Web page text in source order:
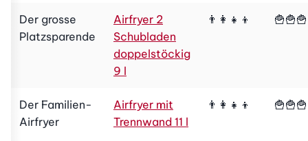
Der grosse
Platzsparende
Airfryer 2
Schubladen
doppelstöckig
9 l
👨‍👩‍👧‍👦 🍟🍟🍟
Der Familien-
Airfryer
Airfryer mit
Trennwand 11 l
👨‍👩‍👧‍👦 🍟🍟🍟